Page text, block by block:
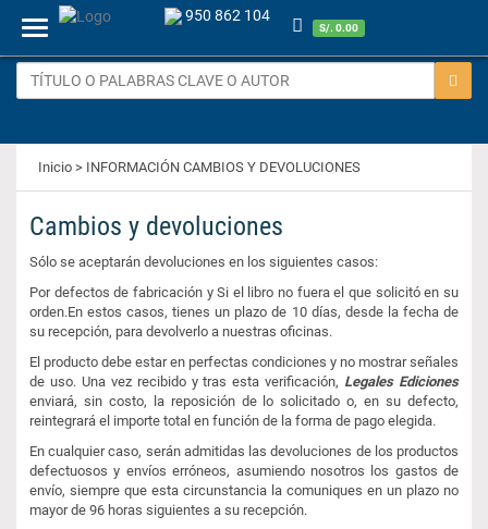
Menu
950 862 104
S/. 0.00
Inicio > INFORMACIÓN CAMBIOS Y DEVOLUCIONES
Cambios y devoluciones
Sólo se aceptarán devoluciones en los siguientes casos:
Por defectos de fabricación y Si el libro no fuera el que solicitó en su
orden.En estos casos, tienes un plazo de 10 días, desde la fecha de
su recepción, para devolverlo a nuestras oficinas.
El producto debe estar en perfectas condiciones y no mostrar señales
de uso. Una vez recibido y tras esta verificación, Legales Ediciones
enviará, sin costo, la reposición de lo solicitado o, en su defecto,
reintegrará el importe total en función de la forma de pago elegida.
En cualquier caso, serán admitidas las devoluciones de los productos
defectuosos y envíos erróneos, asumiendo nosotros los gastos de
envío, siempre que esta circunstancia la comuniques en un plazo no
mayor de 96 horas siguientes a su recepción.